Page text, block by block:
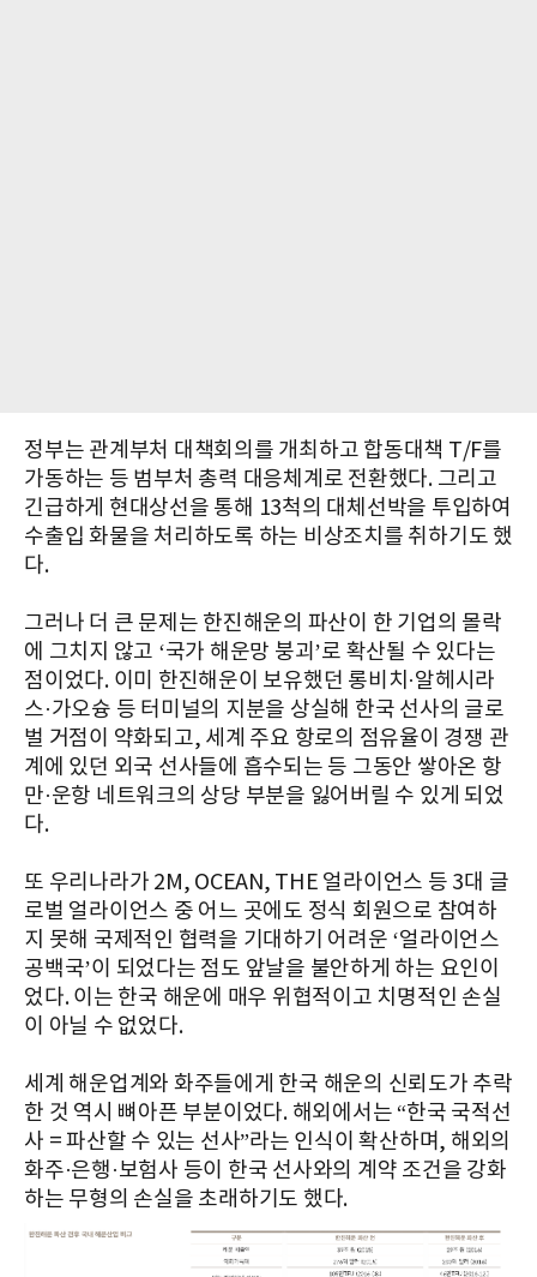
정부는 관계부처 대책회의를 개최하고 합동대책 T/F를
가동하는 등 범부처 총력 대응체계로 전환했다. 그리고
긴급하게 현대상선을 통해 13척의 대체선박을 투입하여
수출입 화물을 처리하도록 하는 비상조치를 취하기도 했
다.
그러나 더 큰 문제는 한진해운의 파산이 한 기업의 몰락
에 그치지 않고 ‘국가 해운망 붕괴’로 확산될 수 있다는
점이었다. 이미 한진해운이 보유했던 롱비치·알헤시라
스·가오슝 등 터미널의 지분을 상실해 한국 선사의 글로
벌 거점이 약화되고, 세계 주요 항로의 점유율이 경쟁 관
계에 있던 외국 선사들에 흡수되는 등 그동안 쌓아온 항
만·운항 네트워크의 상당 부분을 잃어버릴 수 있게 되었
다.
또 우리나라가 2M, OCEAN, THE 얼라이언스 등 3대 글
로벌 얼라이언스 중 어느 곳에도 정식 회원으로 참여하
지 못해 국제적인 협력을 기대하기 어려운 ‘얼라이언스
공백국’이 되었다는 점도 앞날을 불안하게 하는 요인이
었다. 이는 한국 해운에 매우 위협적이고 치명적인 손실
이 아닐 수 없었다.
세계 해운업계와 화주들에게 한국 해운의 신뢰도가 추락
한 것 역시 뼈아픈 부분이었다. 해외에서는 “한국 국적선
사 = 파산할 수 있는 선사”라는 인식이 확산하며, 해외의
화주·은행·보험사 등이 한국 선사와의 계약 조건을 강화
하는 무형의 손실을 초래하기도 했다.